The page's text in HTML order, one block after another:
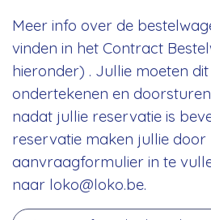
Meer info over de
vinden in het Contract
hieronder) . Jullie moeten
ondertekenen en
nadat jullie reservatie is
reservatie maken jullie
aanvraagformulier in te
naar loko@loko.be.